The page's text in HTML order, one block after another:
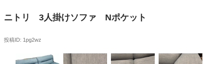
ニトリ 3人掛けソファ Nポケット
投稿ID: 1pg2wz